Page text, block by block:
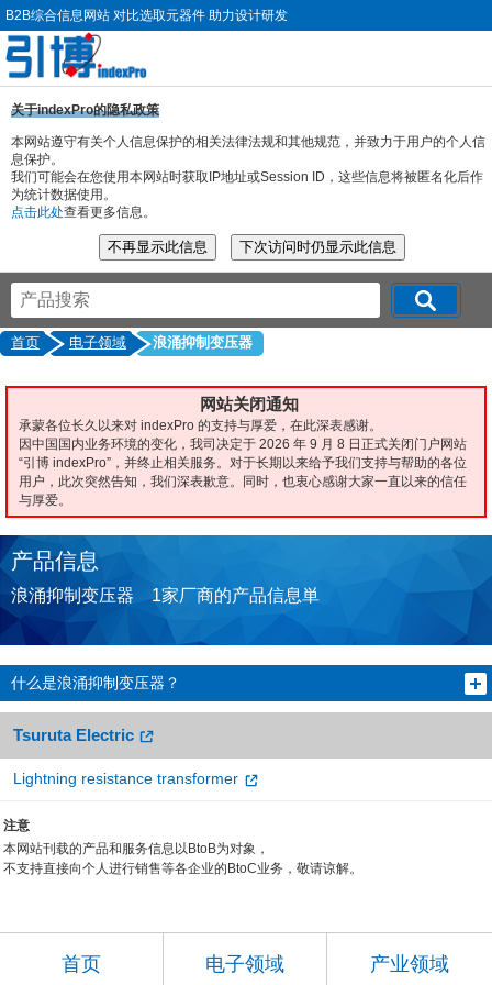
B2B综合信息网站 对比选取元器件 助力设计研发
关于indexPro的隐私政策
本网站遵守有关个人信息保护的相关法律法规和其他规范，并致力于用户的个人信
息保护。
我们可能会在您使用本网站时获取IP地址或Session ID，这些信息将被匿名化后作
为统计数据使用。
点击此处查看更多信息。
首页 电子领域 浪涌抑制变压器
网站关闭通知
承蒙各位长久以来对 indexPro 的支持与厚爱，在此深表感谢。
因中国国内业务环境的变化，我司决定于 2026 年 9 月 8 日正式关闭门户网站
“引博 indexPro”，并终止相关服务。对于长期以来给予我们支持与帮助的各位
用户，此次突然告知，我们深表歉意。同时，也衷心感谢大家一直以来的信任
与厚爱。
产品信息
浪涌抑制变压器 1家厂商的产品信息単
什么是浪涌抑制变压器？
Tsuruta Electric
Lightning resistance transformer
注意
本网站刊载的产品和服务信息以BtoB为对象，
不支持直接向个人进行销售等各企业的BtoC业务，敬请谅解。
首页 电子领域 产业领域